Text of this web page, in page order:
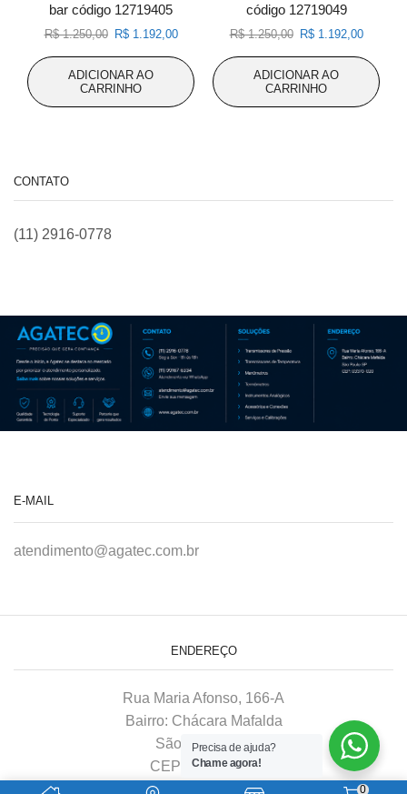
bar código 12719405
R$1.250,00 O
original
era:
R$ 1.250,00.
R$1.192,00O
atual
R$ 1.192,00.
ADICIONAR AO
CARRINHO
código 12719049
R$1.250,00 O
original
era:
R$ 1.250,00.
R$1.192,00O
atual
R$
ADICIONAR AO
CARRINHO
CONTATO
(11) 2916-0778
E-MAIL
atendimento@agatec.com.br
ENDEREÇO
Rua Maria Afonso, 166-A
Bairro: Chácara Mafalda
São Paulo–SP
CEP: 03370-020
0
Precisa de ajuda?
Chame agora!